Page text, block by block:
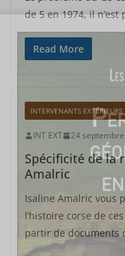
de 5 en 1974, il n’est
Read More
INTERVENANTS EXTÉRIEURS
INT EXT 24
Spécificité de la
Amalric
Isaline Amalric vous
l’histoire corse de
partir de documents